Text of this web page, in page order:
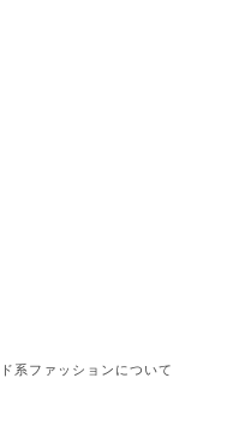
系ファッションについて